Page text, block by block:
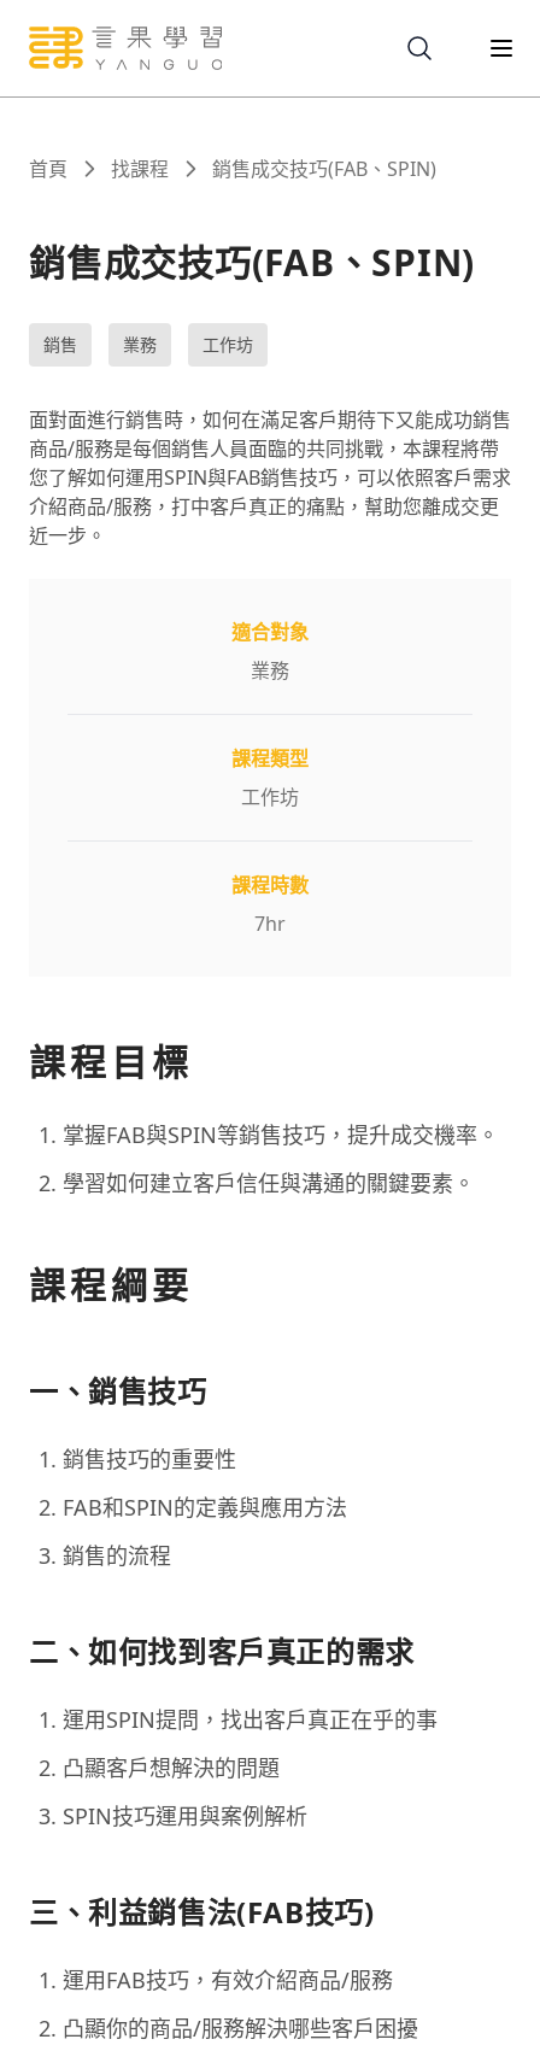
關於
服務
課程
報名
文章
首頁 找課程 銷售成交技巧(FAB、SPIN)
銷售成交技巧(FAB、SPIN)
銷售 業務 工作坊
面對面進行銷售時，如何在滿足客戶期待下又能成功銷售
商品/服務是每個銷售人員面臨的共同挑戰，本課程將帶
您了解如何運用SPIN與FAB銷售技巧，可以依照客戶需求
介紹商品/服務，打中客戶真正的痛點，幫助您離成交更
近一步。
適合對象
業務
課程類型
工作坊
課程時數
7hr
課程目標
掌握FAB與SPIN等銷售技巧，提升成交機率。
學習如何建立客戶信任與溝通的關鍵要素。
課程綱要
一、銷售技巧
銷售技巧的重要性
FAB和SPIN的定義與應用方法
銷售的流程
二、如何找到客戶真正的需求
運用SPIN提問，找出客戶真正在乎的事
凸顯客戶想解決的問題
SPIN技巧運用與案例解析
三、利益銷售法(FAB技巧)
運用FAB技巧，有效介紹商品/服務
凸顯你的商品/服務解決哪些客戶困擾